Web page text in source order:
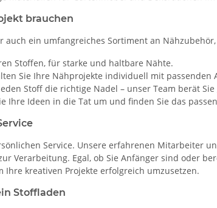
brauchen
ein umfangreiches Sortiment an
Stoffen, für starke und haltbare Nähte.
Sie Ihre Nähprojekte individuell mit passenden
Stoff die richtige Nadel – unser Team berät Sie
Ihre Ideen in die Tat um und finden Sie das
Service. Unsere erfahrenen Mitarbeiter
Verarbeitung. Egal, ob Sie Anfänger sind oder
kreativen Projekte erfolgreich umzusetzen.
Stoffladen